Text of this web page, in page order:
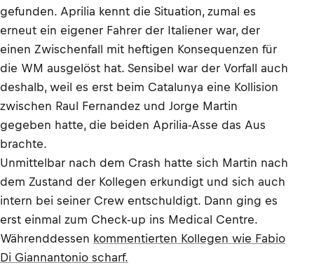
gefunden. Aprilia kennt die Situation, zumal es
erneut ein eigener Fahrer der Italiener war, der
einen Zwischenfall mit heftigen Konsequenzen für
die WM ausgelöst hat. Sensibel war der Vorfall auch
deshalb, weil es erst beim Catalunya eine Kollision
zwischen Raul Fernandez und Jorge Martin
gegeben hatte, die beiden Aprilia-Asse das Aus
brachte.
Unmittelbar nach dem Crash hatte sich Martin nach
dem Zustand der Kollegen erkundigt und sich auch
intern bei seiner Crew entschuldigt. Dann ging es
erst einmal zum Check-up ins Medical Centre.
Währenddessen kommentierten Kollegen wie Fabio
Di Giannantonio scharf.